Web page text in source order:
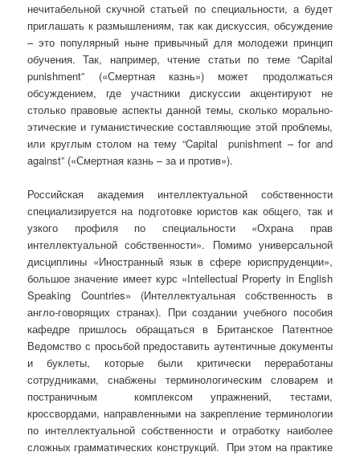
нечитабельной скучной статьей по специальности, а будет
приглашать к размышлениям, так как дискуссия, обсуждение
– это популярный ныне привычный для молодежи принцип
обучения. Так, например, чтение статьи по теме “Capital
punishment” («Смертная казнь») может продолжаться
обсуждением, где участники дискуссии акцентируют не
столько правовые аспекты данной темы, сколько морально-
этические и гуманистические составляющие этой проблемы,
или круглым столом на тему “Capital punishment – for and
against” («Смертная казнь – за и против»).
Российская академия интеллектуальной собственности
специализируется на подготовке юристов как общего, так и
узкого профиля по специальности «Охрана прав
интеллектуальной собственности». Помимо универсальной
дисциплины «Иностранный язык в сфере юриспруденции»,
большое значение имеет курс «Intellectual Property in English
Speaking Countries» (Интеллектуальная собственность в
англо-говорящих странах). При создании учебного пособия
кафедре пришлось обращаться в Британское Патентное
Ведомство с просьбой предоставить аутентичные документы
и буклеты, которые были критически переработаны
сотрудниками, снабжены терминологическим словарем и
постраничным комплексом упражнений, тестами,
кроссвордами, направленными на закрепление терминологии
по интеллектуальной собственности и отработку наиболее
сложных грамматических конструкций. При этом на практике